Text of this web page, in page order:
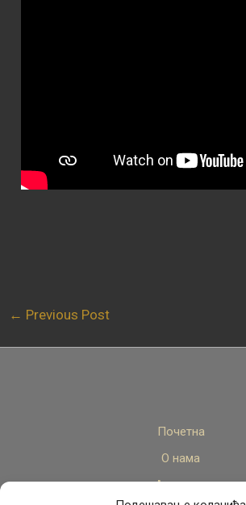
← Previous Post
Почетна
О нама
Актуелно